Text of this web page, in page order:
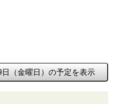
（金曜日）の予定を表示